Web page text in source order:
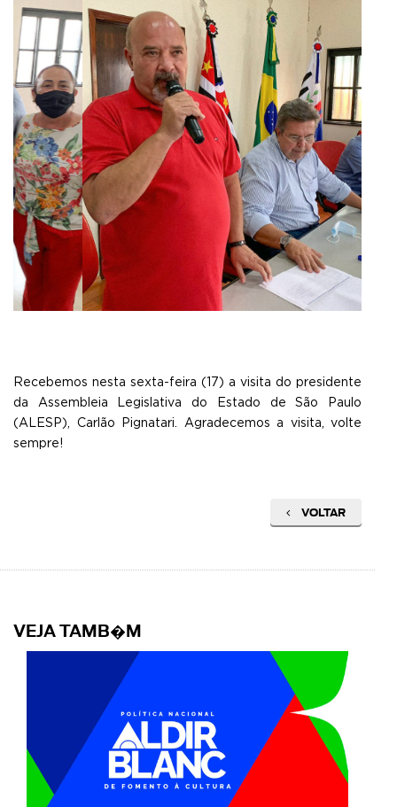
Recebemos nesta sexta-feira (17) a visita do presidente
da Assembleia Legislativa do Estado de São Paulo
(ALESP), Carlão Pignatari. Agradecemos a visita, volte
sempre!
VOLTAR
VEJA TAMB�M